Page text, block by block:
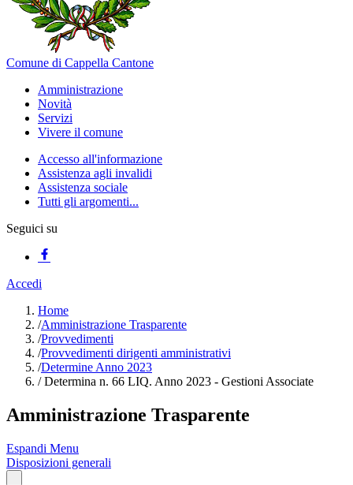
Comune di Cappella Cantone
Amministrazione
Novità
Servizi
Vivere il comune
Accesso all'informazione
Assistenza agli invalidi
Assistenza sociale
Tutti gli argomenti...
Seguici su
Accedi
Home
/Amministrazione Trasparente
/Provvedimenti
/Provvedimenti dirigenti amministrativi
/Determine Anno 2023
/Determina n. 66 LIQ. Anno 2023 - Gestioni Associate
Amministrazione Trasparente
Espandi Menu
Disposizioni generali